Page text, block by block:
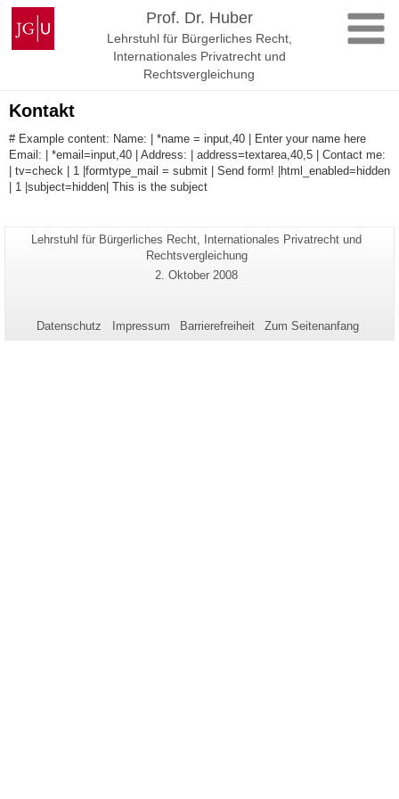
Zum
Inhalt
springen
Johannes
Gutenberg-
Universität
Prof. Dr. Huber
Lehrstuhl für Bürgerliches Recht,
Internationales Privatrecht und
Rechtsvergleichung
Kontakt
# Example content: Name: | *name = input,40 | Enter your name here
Email: | *email=input,40 | Address: | address=textarea,40,5 | Contact me:
| tv=check | 1 |formtype_mail = submit | Send form! |html_enabled=hidden
| 1 |subject=hidden| This is the subject
Zusätzliche
Informationen
zu
Seite
Seiten-
Lehrstuhl für Bürgerliches Recht, Internationales Privatrecht und
Rechtsvergleichung
Letzte
2. Oktober 2008
Datenschutz Impressum Barrierefreiheit Zum Seitenanfang